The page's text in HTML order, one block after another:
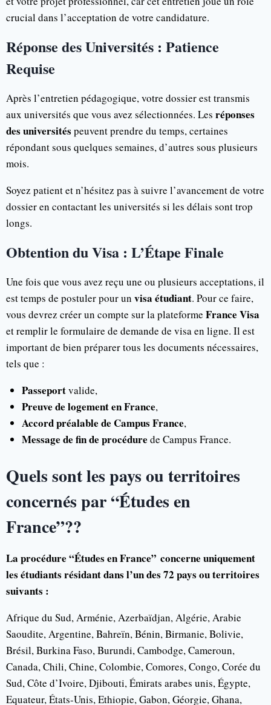
crucial dans l’acceptation de votre candidature.
Réponse des Universités : Patience
Requise
Après l’entretien pédagogique, votre dossier est transmis
aux universités que vous avez sélectionnées. Les réponses
des universités peuvent prendre du temps, certaines
répondant sous quelques semaines, d’autres sous plusieurs
mois.
Soyez patient et n’hésitez pas à suivre l’avancement de votre
dossier en contactant les universités si les délais sont trop
longs.
Obtention du Visa : L’Étape Finale
Une fois que vous avez reçu une ou plusieurs acceptations, il
est temps de postuler pour un visa étudiant. Pour ce faire,
vous devrez créer un compte sur la plateforme France Visa
et remplir le formulaire de demande de visa en ligne. Il est
important de bien préparer tous les documents nécessaires,
tels que :
Passeportvalide,
Preuve de logement en France,
Accord préalable de Campus France,
Message de fin de procédure de Campus France.
Quels sont les pays ou territoires
concernés par “Études en
France”??
La procédure “Études en France” concerne uniquement
les étudiants résidant dans l’un des 72 pays ou territoires
suivants :
Afrique du Sud, Arménie, Azerbaïdjan, Algérie, Arabie
Saoudite, Argentine, Bahreïn, Bénin, Birmanie, Bolivie,
Brésil, Burkina Faso, Burundi, Cambodge, Cameroun,
Canada, Chili, Chine, Colombie, Comores, Congo, Corée du
Sud, Côte d’Ivoire, Djibouti, Émirats arabes unis, Égypte,
Equateur, États-Unis, Ethiopie, Gabon, Géorgie, Ghana,